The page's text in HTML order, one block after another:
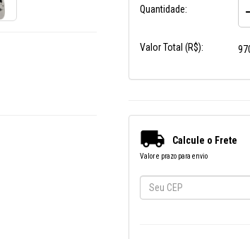
Quantidade: -
Valor Total (R$):
 Calcule o Frete
Valor e prazo para envio